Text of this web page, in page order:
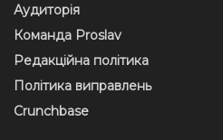
Аудиторія
Команда Proslav
Редакційна політика
Політика виправлень
Crunchbase